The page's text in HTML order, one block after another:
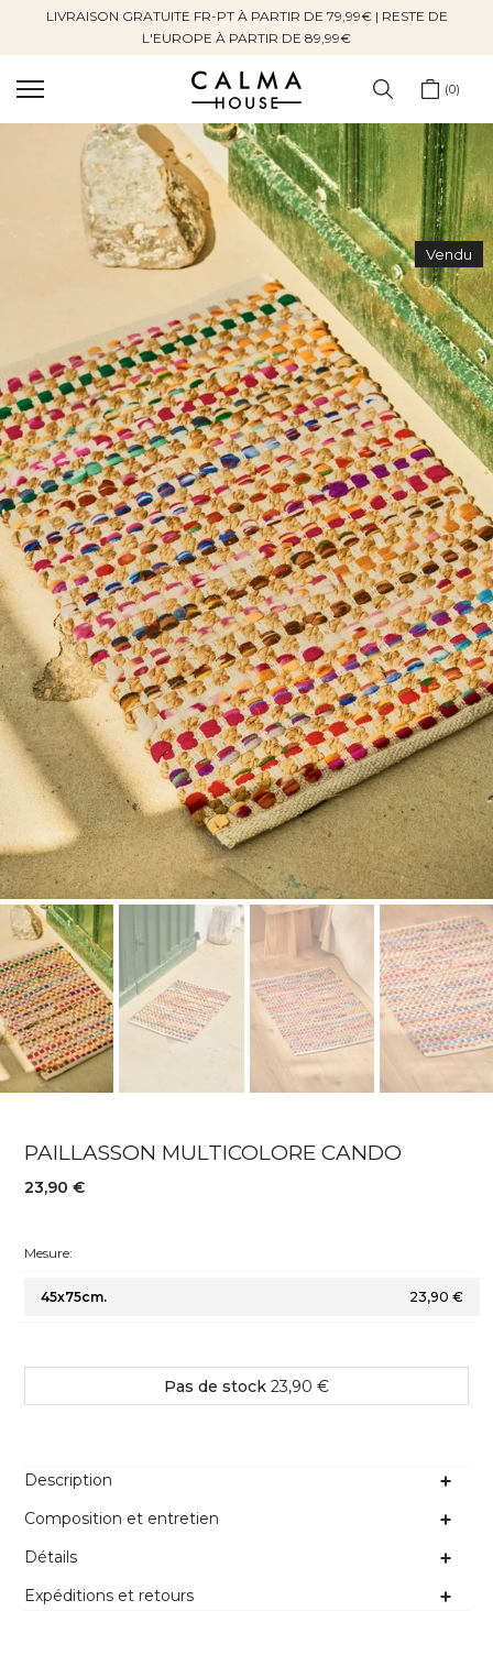
SauterLIVRAISON GRATUITE FR-PT À PARTIR DE 79,99€ | RESTE DE
L'EUROPE À PARTIR DE 89,99€
0
Vendu
PAILLASSON MULTICOLORE CANDO
23,90 €
Mesure:
45x75cm. 23,90 €
Pas de stock 23,90 €
Description
Composition et entretien
Détails
Expéditions et retours